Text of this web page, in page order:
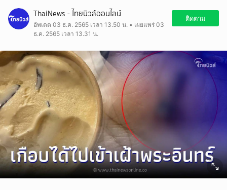
ThaiNews - ไทยนิวส์ออนไลน์
อัพเดต 03 ธ.ค. 2565 เวลา 13.50 น. • เผยแพร่ 03
ธ.ค. 2565 เวลา 13.31 น.
ติดตาม